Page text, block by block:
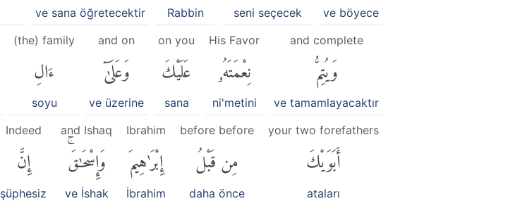
ve böyece
seni seçecek
Rabbin
ve sana öğretecektir
and complete
وَيُتِمُّ
ve tamamlayacaktır
His Favor
نِعْمَتَهُۥ
ni'metini
on you
عَلَيْكَ
sana
and on
وَعَلَىٰٓ
ve üzerine
(the) family
ءَالِ
soyu
your two forefathers
أَبَوَيْكَ
ataları
before before
مِن قَبْلُ
daha önce
Ibrahim
إِبْرَٰهِيمَ
İbrahim
and Ishaq
وَإِسْحَٰقَۚ
ve İshak
Indeed
إِنَّ
şüphesiz